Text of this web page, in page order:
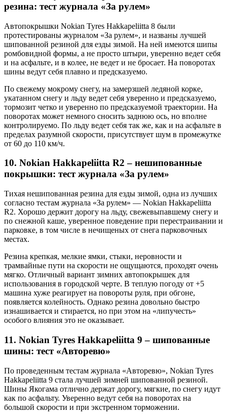
резина: тест журнала «За рулем»
Автопокрышки Nokian Tyres Hakkapeliitta 8 были
протестированы журналом «За рулем», и названы лучшей
шипованной резиной для езды зимой. На ней имеются шипы
ромбовидной формы, а не просто штыри, уверенно ведет себя
и на асфальте, и в колее, не ведет и не бросает. На поворотах
шины ведут себя плавно и предсказуемо.
По свежему мокрому снегу, на замерзшей ледяной корке,
укатанном снегу и льду ведет себя уверенно и предсказуемо,
тормозит четко и уверенно по предсказуемой траектории. На
поворотах может немного сносить заднюю ось, но вполне
контролируемо. По льду ведет себя так же, как и на асфальте в
пределах разумной скорости, присутствует шум в промежутке
от 60 до 110 км/ч.
10. Nokian Hakkapeliitta R2 – нешипованные
покрышки: тест журнала «За рулем»
Тихая нешипованная резина для езды зимой, одна из лучших
согласно тестам журнала «За рулем» — Nokian Hakkapeliitta
R2. Хорошо держит дорогу на льду, свежевыпавшему снегу и
по снежной каше, уверенное поведение при перестраивании и
парковке, в том числе в нечищеных от снега парковочных
местах.
Резина крепкая, мелкие ямки, стыки, неровности и
трамвайные пути на скорости не ощущаются, проходят очень
мягко. Отличный вариант зимних автопокрышек для
использования в городской черте. В теплую погоду от +5
машина хуже реагирует на повороты руля, при обгоне,
появляется колейность. Однако резина довольно быстро
изнашивается и стирается, но при этом на «липучесть»
особого влияния это не оказывает.
11. Nokian Tyres Hakkapeliitta 9 – шипованные
шины: тест «Авторевю»
По проведенным тестам журнала «Авторевю», Nokian Tyres
Hakkapeliitta 9 стала лучшей зимней шипованной резиной.
Шины Якогама отлично держат дорогу, мягкие, по снегу идут
как по асфальту. Уверенно ведут себя на поворотах на
большой скорости и при экстренном торможении.